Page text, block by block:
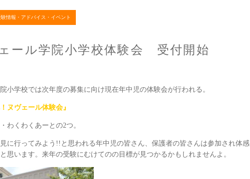
情報・アドバイス・イベント
ール学院小学校体験会 受付開始
小学校では次年度の募集に向け現在年中児の体験会が行われる。
ヌヴェール体験会』
わくわくあーとの2つ。
に行ってみよう!!と思われる年中児の皆さん、保護者の皆さんは参加され体感
思います。来年の受験にむけてのの目標が見つかるかもしれませんよ。